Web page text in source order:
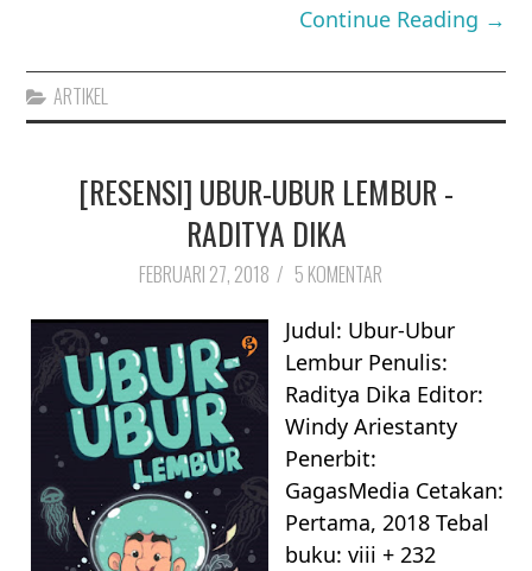
Continue Reading →
ARTIKEL
[RESENSI] UBUR-UBUR LEMBUR -
RADITYA DIKA
FEBRUARI 27, 2018 / 5 KOMENTAR
Judul: Ubur-Ubur
Lembur Penulis:
Raditya Dika Editor:
Windy Ariestanty
Penerbit:
GagasMedia Cetakan:
Pertama, 2018 Tebal
buku: viii + 232